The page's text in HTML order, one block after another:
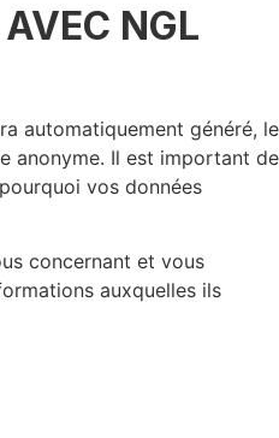
NGL
automatiquement généré, le
anonyme. Il est important de
vos données
concernant et vous
auxquelles ils